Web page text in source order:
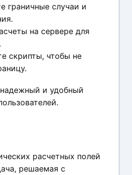
граничные случаи и
на сервере для
скрипты, чтобы не
и удобный
расчетных полей
решаемая с